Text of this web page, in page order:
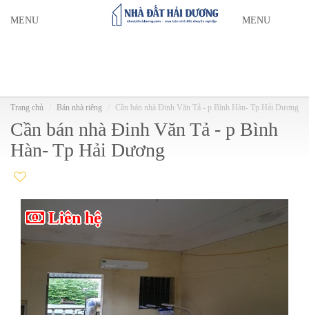
MENU MENU
Trang chủ Bán nhà riêng Cần bán nhà Đinh Văn Tả - p Bình Hàn- Tp Hải Dương
Cần bán nhà Đinh Văn Tả - p Bình
Hàn- Tp Hải Dương
Liên hệ